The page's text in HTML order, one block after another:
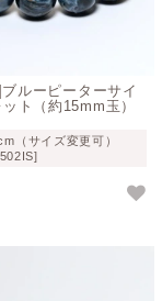
スレットとし
ます。
ルーピーターサイ
ット（約15mm玉）
（サイズ変更可）